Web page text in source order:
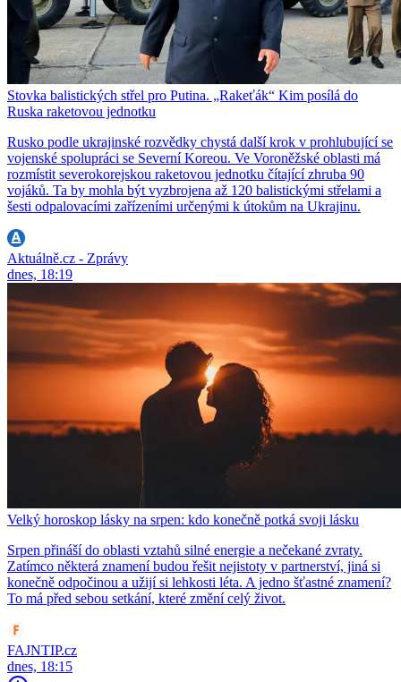
Stovka balistických střel pro Putina. „Rakeťák“ Kim posílá do
Ruska raketovou jednotku
Rusko podle ukrajinské rozvědky chystá další krok v prohlubující se
vojenské spolupráci se Severní Koreou. Ve Voroněžské oblasti má
rozmístit severokorejskou raketovou jednotku čítající zhruba 90
vojáků. Ta by mohla být vyzbrojena až 120 balistickými střelami a
šesti odpalovacími zařízeními určenými k útokům na Ukrajinu.
Aktuálně.cz - Zprávy
dnes, 18:19
Velký horoskop lásky na srpen: kdo konečně potká svoji lásku
Srpen přináší do oblasti vztahů silné energie a nečekané zvraty.
Zatímco některá znamení budou řešit nejistoty v partnerství, jiná si
konečně odpočinou a užijí si lehkosti léta. A jedno šťastné znamení?
To má před sebou setkání, které změní celý život.
FAJNTIP.cz
dnes, 18:15